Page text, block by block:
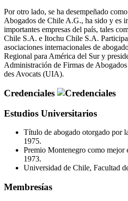
Por otro lado, se ha desempeñado
Abogados de Chile A.G., ha sido y es
importantes empresas del país, tales
Chile S.A. e Itochu Chile S.A.
asociaciones internacionales de
Regional para América del Sur y
Administración de Firmas de
des Avocats (UIA).
Credenciales
Estudios Universitarios
Título de abogado otorgado por
1975.
Premio Montenegro como mejor
1973.
Universidad de Chile, Facultad
Membresías